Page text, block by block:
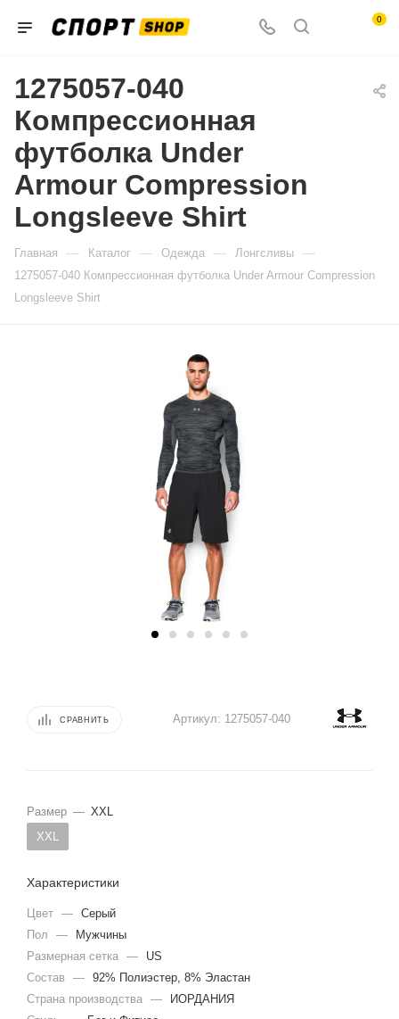
0
1275057-040
Компрессионная
футболка Under
Armour Compression
Longsleeve Shirt
Главная — Каталог — Одежда — Лонгсливы —
1275057-040 Компрессионная футболка Under Armour Compression
Longsleeve Shirt
СРАВНИТЬ Артикул: 1275057-040
Размер — XXL
XXL
Характеристики
Цвет — Серый
Пол
—
Мужчины
Размерная сетка —
US
Состав
— 92% Полиэстер, 8% Эластан
Страна производства —
ИОРДАНИЯ